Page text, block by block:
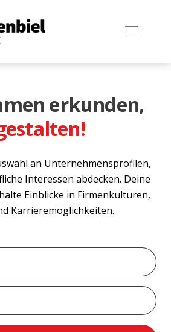
erkunden,
an Unternehmensprofilen,
Interessen abdecken. Deine
Einblicke in Firmenkulturen,
Karrieremöglichkeiten.